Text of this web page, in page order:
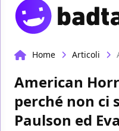
Home Articoli
American
perché non ci
Paulson ed